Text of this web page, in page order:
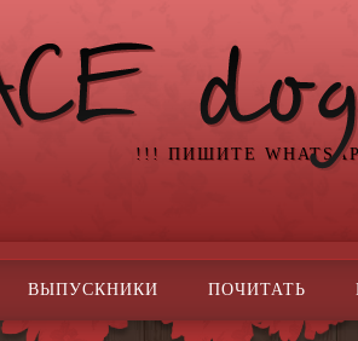
!!! ПИШИТЕ
ВЫПУСКНИКИ ПОЧИТАТЬ